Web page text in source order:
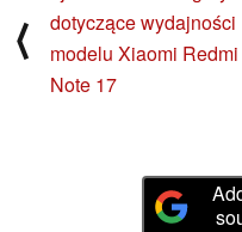
⟨
dotyczące wydajności
modelu Xiaomi Redmi
Note 17